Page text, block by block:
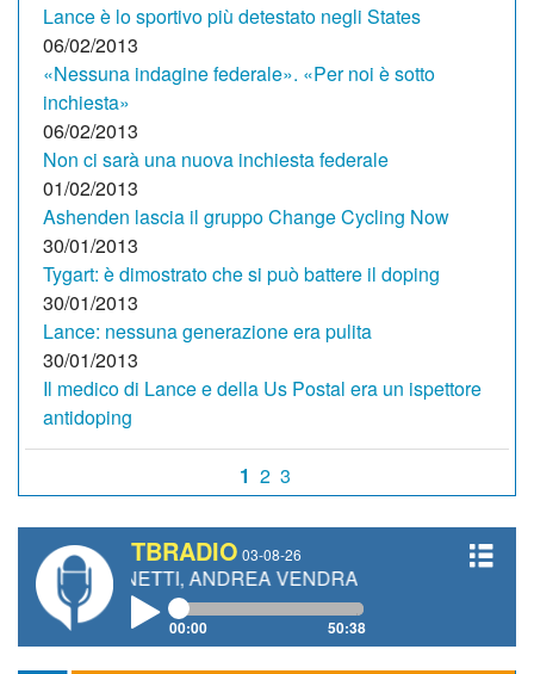
Lance è lo sportivo più detestato negli States
06/02/2013
«Nessuna indagine federale». «Per noi è sotto
inchiesta»
06/02/2013
Non ci sarà una nuova inchiesta federale
01/02/2013
Ashenden lascia il gruppo Change Cycling Now
30/01/2013
Tygart: è dimostrato che si può battere il doping
30/01/2013
Lance: nessuna generazione era pulita
30/01/2013
Il medico di Lance e della Us Postal era un ispettore
antidoping
1 2 3
TBRADIO 03-08-26
GIANETTI, ANDREA VENDRAME, FILIPPO FIORELLI
00:00 50:38